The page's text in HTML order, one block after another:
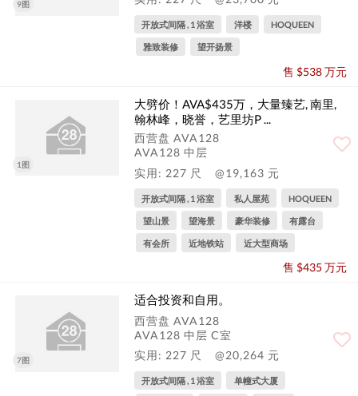
9图
开放式间隔 , 1 浴室 洋楼 HOQUEEN
雅致装修 望开扬景
售 $538 万元
1图
大劈价！AVA$435万，大量臻艺, 南里,
翰林峰，晓誉，艺里坊P ...
西营盘 AVA128
AVA128 中层
实用: 227 尺
@19,163 元
开放式间隔 , 1 浴室 私人屋苑 HOQUEEN
望山景 望海景 豪华装修 有露台
有会所 近地铁站 近大型商场
售 $435 万元
7图
适合投资和自用。
西营盘 AVA128
AVA128 中层 C室
实用: 227 尺
@20,264 元
开放式间隔 , 1 浴室 单幢式大厦